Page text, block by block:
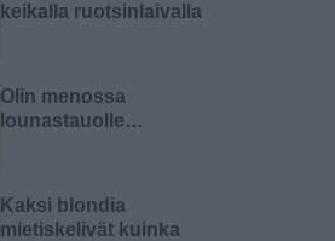
keikalla ruotsinlaivalla
Olin menossa
lounastauolle…
Kaksi blondia
mietiskelivät kuinka